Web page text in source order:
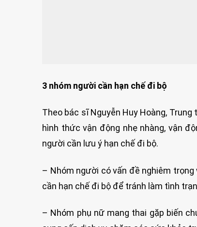
3 nhóm người cần hạn chế đi bộ
Theo bác sĩ Nguyễn Huy Hoàng,
hình thức vận động nhẹ nhàng, vận
người cần lưu ý hạn chế đi bộ.
– Nhóm người có vấn đề nghiêm
cần hạn chế đi bộ để tránh làm tình
– Nhóm phụ nữ mang thai gặp biến